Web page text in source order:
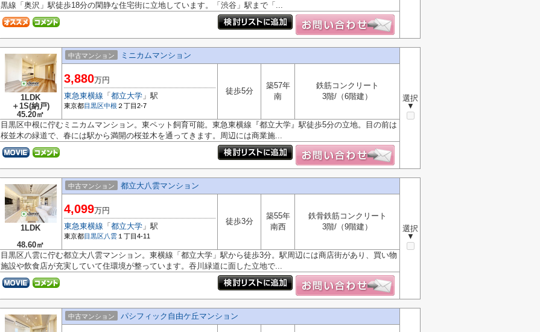
黒線「奥沢」駅徒歩18分の閑静な住宅街に立地しています。「渋谷」駅まで「...
1LDK
＋1S(納戸)
45.20㎡
中古マンション ミニカムマンション
選択
▼
3,880万円
東急東横線 「 都立大学 」駅
東京都目黒区中根 ２丁目2-7
徒歩5分
築57年
南
鉄筋コンクリート
3階/（6階建）
目黒区中根に佇むミニカムマンション。東ペット飼育可能。東急東横線『都立大学』駅徒歩5分の立地。目の前は
桜並木の緑道で、春には駅から満開の桜並木を通ってきます。周辺には商業施...
1LDK
48.60㎡
中古マンション 都立大八雲マンション
選択
▼
4,099万円
東急東横線 「 都立大学 」駅
東京都目黒区 八雲 １丁目4-11
徒歩3分
築55年
南西
鉄骨鉄筋コンクリート
3階/（9階建）
目黒区八雲に佇む都立大八雲マンション。東横線「都立大学」駅から徒歩3分。駅周辺には商店街があり、買い物
施設や飲食店が充実していて住環境が整っています。吞川緑道に面した立地で...
中古マンション パシフィック自由ケ丘マンション